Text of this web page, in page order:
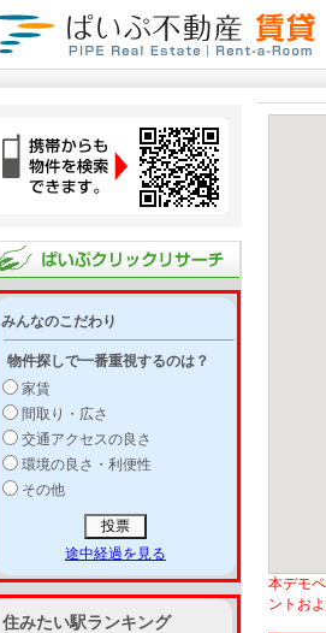
みんなのこだわり
物件探しで一番重視するのは？
家賃
間取り・広さ
交通アクセスの良さ
環境の良さ・利便性
その他
途中経過を見る
住みたい駅ランキング
本デモ
ントお